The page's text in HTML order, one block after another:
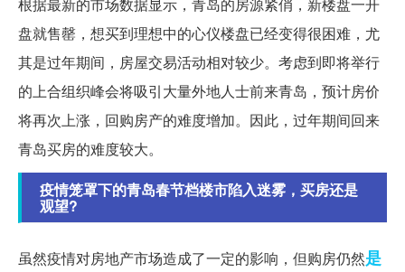
盘就售罄，想买到理想中的心仪楼盘已经变得很困难，尤
其是过年期间，房屋交易活动相对较少。考虑到即将举行
的上合组织峰会将吸引大量外地人士前来青岛，预计房价
将再次上涨，回购房产的难度增加。因此，过年期间回来
青岛买房的难度较大。
疫情笼罩下的青岛春节档楼市陷入迷雾，买房还是
观望?
虽然疫情对房地产市场造成了一定的影响，但购房仍然是